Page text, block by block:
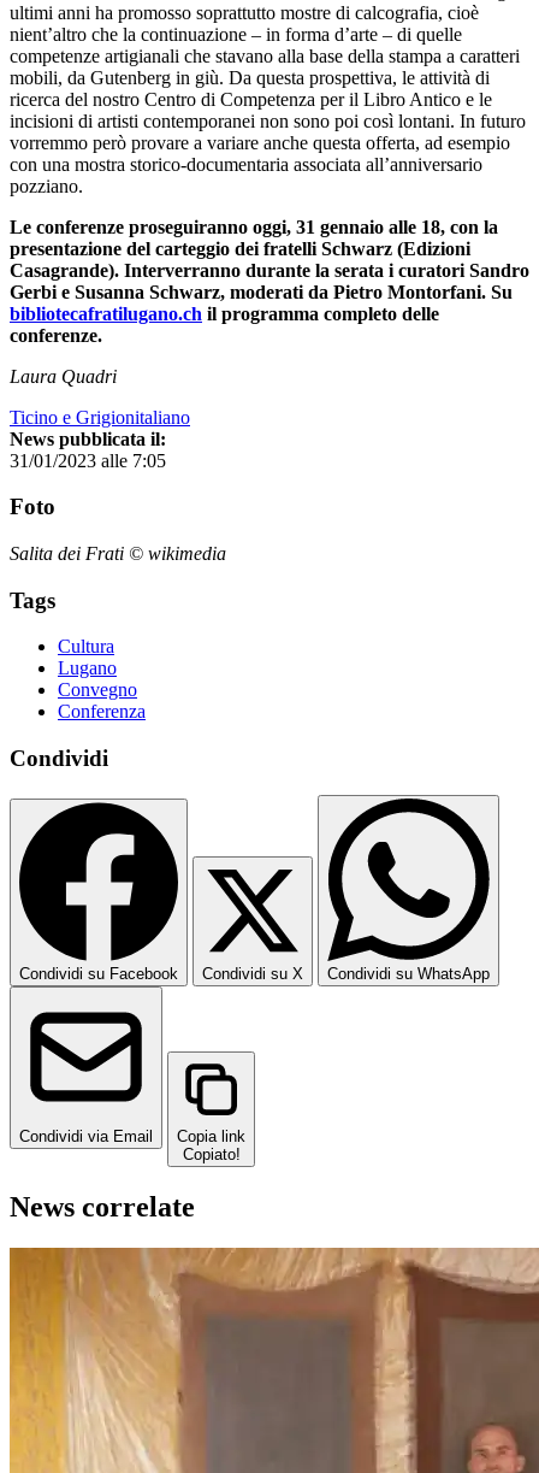
ultimi anni ha promosso soprattutto mostre di calcografia, cioè
nient’altro che la continuazione – in forma d’arte – di quelle
competenze artigianali che stavano alla base della stampa a caratteri
mobili, da Gutenberg in giù. Da questa prospettiva, le attività di
ricerca del nostro Centro di Competenza per il Libro Antico e le
incisioni di artisti contemporanei non sono poi così lontani. In futuro
vorremmo però provare a variare anche questa offerta, ad esempio
con una mostra storico-documentaria associata all’anniversario
pozziano.
Le conferenze proseguiranno oggi, 31 gennaio alle 18, con la
presentazione del carteggio dei fratelli Schwarz (Edizioni
Casagrande). Interverranno durante la serata i curatori Sandro
Gerbi e Susanna Schwarz, moderati da Pietro Montorfani. Su
bibliotecafratilugano.ch il programma completo delle
conferenze.
Laura Quadri
Ticino e Grigionitaliano
News pubblicata il:
31/01/2023 alle 7:05
Foto
Salita dei Frati © wikimedia
Tags
Cultura
Lugano
Convegno
Conferenza
Condividi
Condividi su Facebook Condividi su X Condividi su WhatsApp
Condividi via Email
Copia link
Copiato!
News correlate